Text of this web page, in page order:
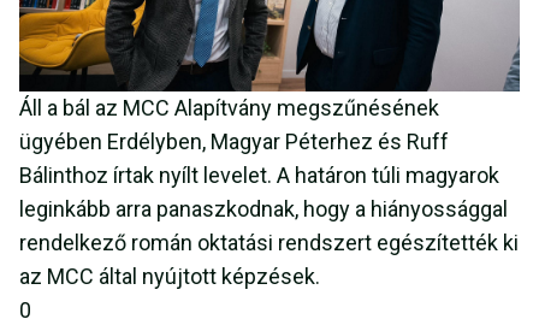
Áll a bál az MCC Alapítvány megszűnésének
ügyében Erdélyben, Magyar Péterhez és Ruff
Bálinthoz írtak nyílt levelet. A határon túli magyarok
leginkább arra panaszkodnak, hogy a hiányossággal
rendelkező román oktatási rendszert egészítették ki
az MCC által nyújtott képzések.
0